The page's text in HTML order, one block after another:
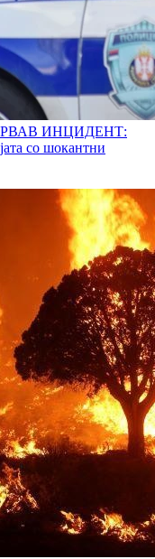
ИНЦИДЕНТ:
со шокантни